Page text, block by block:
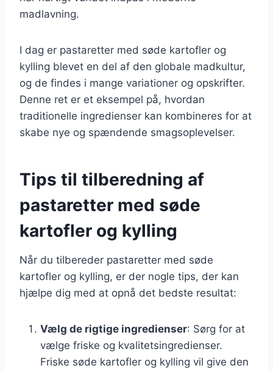
madlavning.
I dag er pastaretter med søde kartofler og
kylling blevet en del af den globale madkultur,
og de findes i mange variationer og opskrifter.
Denne ret er et eksempel på, hvordan
traditionelle ingredienser kan kombineres for at
skabe nye og spændende smagsoplevelser.
Tips til tilberedning af
pastaretter med søde
kartofler og kylling
Når du tilbereder pastaretter med søde
kartofler og kylling, er der nogle tips, der kan
hjælpe dig med at opnå det bedste resultat:
Vælg de rigtige ingredienser: Sørg for at
vælge friske og kvalitetsingredienser.
Friske søde kartofler og kylling vil give den